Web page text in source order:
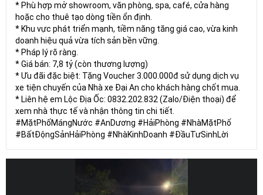
* Phù hợp mở showroom, văn phòng, spa, café, cửa hàng
hoặc cho thuê tạo dòng tiền ổn định.
* Khu vực phát triển mạnh, tiềm năng tăng giá cao, vừa kinh
doanh hiệu quả vừa tích sản bền vững.
* Pháp lý rõ ràng.
* Giá bán: 7,8 tỷ (còn thương lượng)
* Ưu đãi đặc biệt: Tặng Voucher 3.000.000đ sử dụng dịch vụ
xe tiện chuyến của Nhà xe Đại An cho khách hàng chốt mua.
* Liên hệ em Lộc Địa Ốc: 0832.202.832 (Zalo/Điện thoại) để
xem nhà thực tế và nhận thông tin chi tiết.
#MặtPhốMángNước #AnDương #HảiPhòng #NhàMặtPhố
#BấtĐộngSảnHảiPhòng #NhàKinhDoanh #ĐầuTưSinhLời